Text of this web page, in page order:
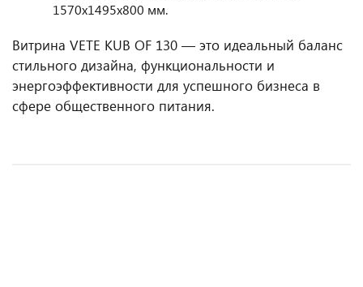
1570x1495x800 мм.
Витрина VETE KUB OF 130 — это идеальный баланс
стильного дизайна, функциональности и
энергоэффективности для успешного бизнеса в
сфере общественного питания.